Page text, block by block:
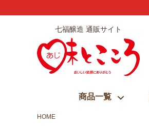
七福醸造 通販サイト
商品一覧
HOME